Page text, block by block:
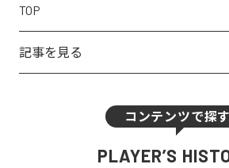
TOP
記事を見る
コンテンツで探す
PLAYER’S